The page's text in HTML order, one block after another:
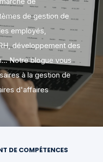
de gestion de
employés,
développement des
Notre blogue vous
à la gestion de
d'affaires
DE COMPÉTENCES